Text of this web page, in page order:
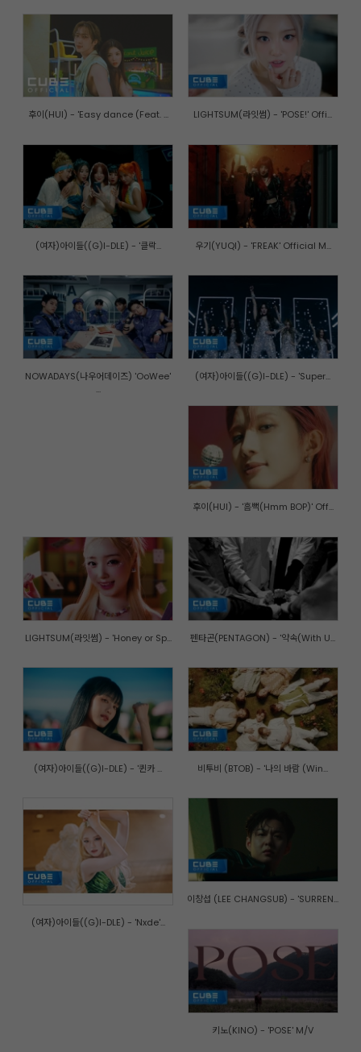
후이(HUI) - 'Easy dance (Feat. ... LIGHTSUM(라잇썸) - 'POSE!' Offi...
(여자)아이들((G)I-DLE) - '클락... 우기(YUQI) - 'FREAK' Official M...
NOWADAYS(나우어데이즈) 'OoWee'
...
(여자)아이들((G)I-DLE) - 'Super...
후이(HUI) - '흠뻑(Hmm BOP)' Off...
LIGHTSUM(라잇썸) - 'Honey or Sp... 펜타곤(PENTAGON) - '약속(With U...
(여자)아이들((G)I-DLE) - '퀸카 ... 비투비 (BTOB) - '나의 바람 (Win...
(여자)아이들((G)I-DLE) - 'Nxde'...
이창섭 (LEE CHANGSUB) - 'SURREN...
키노(KINO) - 'POSE' M/V